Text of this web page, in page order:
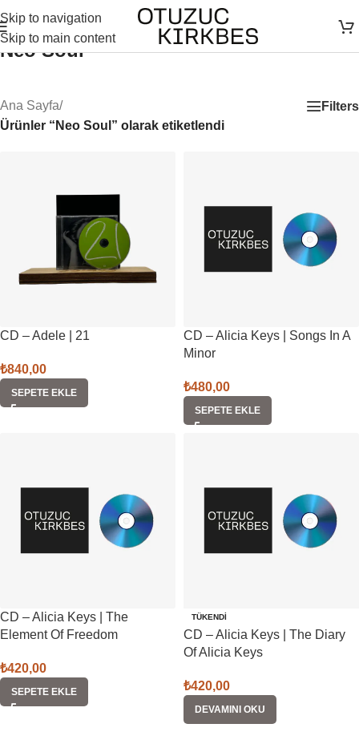
Skip to navigation
Skip to main content
Neo Soul
Ana Sayfa/
Ürünler “Neo Soul” olarak etiketlendi
Filters
CD – Adele | 21
₺840,00
SEPETE EKLE
CD – Alicia Keys | Songs In A
Minor
₺480,00
SEPETE EKLE
CD – Alicia Keys | The
Element Of Freedom
₺420,00
SEPETE EKLE
TÜKENDI
CD – Alicia Keys | The Diary
Of Alicia Keys
₺420,00
DEVAMINI OKU